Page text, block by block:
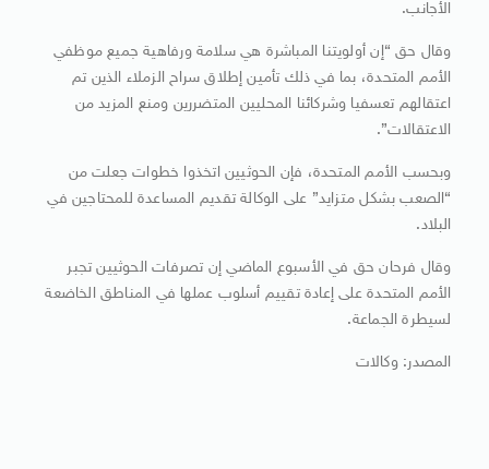
الأجانب.
وقال حق “إن أولويتنا المباشرة هي سلامة ورفاهية جميع موظفي
الأمم المتحدة، بما في ذلك تأمين إطلاق سراح الزملاء الذين تم
اعتقالهم تعسفيا وشركائنا المحليين المتضررين ومنع المزيد من
الاعتقالات”.
وبحسب الأمم المتحدة، فإن الحوثيين اتخذوا خطوات جعلت من
“الصعب بشكل متزايد” على الوكالة تقديم المساعدة للمحتاجين في
البلاد.
وقال فرحان حق في الأسبوع الماضي إن تصرفات الحوثيين تجبر
الأمم المتحدة على إعادة تقييم أسلوب عملها في المناطق الخاضعة
لسيطرة الجماعة.
المصدر: وكالات